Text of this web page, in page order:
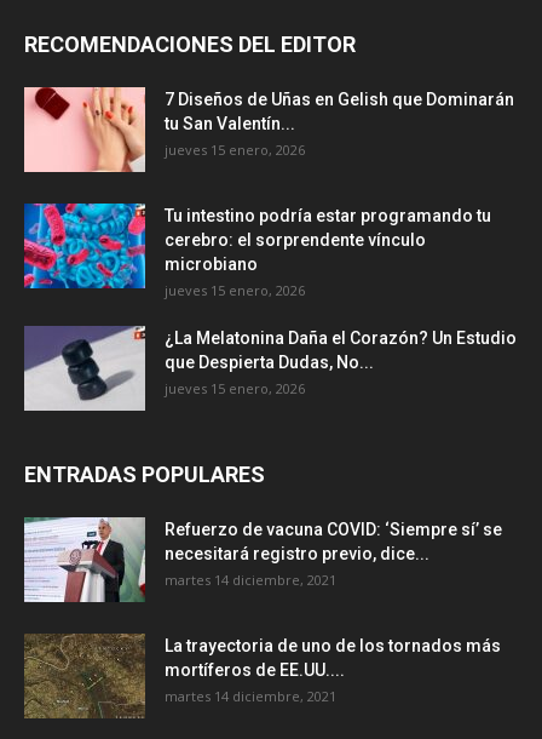
RECOMENDACIONES DEL EDITOR
7 Diseños de Uñas en Gelish que Dominarán
tu San Valentín...
jueves 15 enero, 2026
Tu intestino podría estar programando tu
cerebro: el sorprendente vínculo
microbiano
jueves 15 enero, 2026
¿La Melatonina Daña el Corazón? Un Estudio
que Despierta Dudas, No...
jueves 15 enero, 2026
ENTRADAS POPULARES
Refuerzo de vacuna COVID: ‘Siempre sí’ se
necesitará registro previo, dice...
martes 14 diciembre, 2021
La trayectoria de uno de los tornados más
mortíferos de EE.UU....
martes 14 diciembre, 2021